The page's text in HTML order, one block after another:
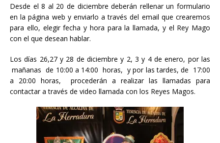
Desde el 8 al 20 de diciembre deberán rellenar un formulario
en la página web y enviarlo a través del email que crearemos
para ello, elegir fecha y hora para la llamada, y el Rey Mago
con el que desean hablar.
Los días 26,27 y 28 de diciembre y 2, 3 y 4 de enero, por las
mañanas de 10:00 a 14:00 horas, y por las tardes, de 17:00
a 20:00 horas, procederán a realizar las llamadas para
contactar a través de video llamada con los Reyes Magos.